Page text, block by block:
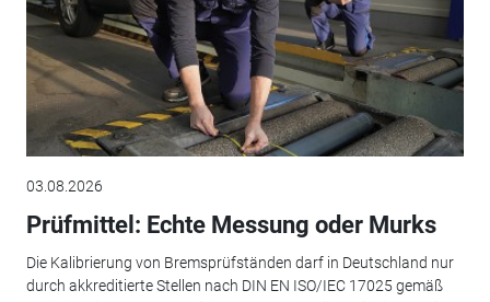
03.08.2026
Prüfmittel: Echte Messung oder Murks
Die Kalibrierung von Bremsprüfständen darf in Deutschland nur
durch akkreditierte Stellen nach DIN EN ISO/IEC 17025 gemäß